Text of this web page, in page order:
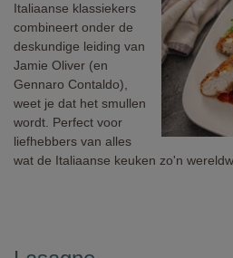
Italiaanse klassiekers
combineert onder de
deskundige leiding van
Jamie Oliver (en
Gennaro Contaldo),
weet je dat het smullen
wordt. Perfect voor
liefhebbers van alles
wat de Italiaanse keuken zo'n